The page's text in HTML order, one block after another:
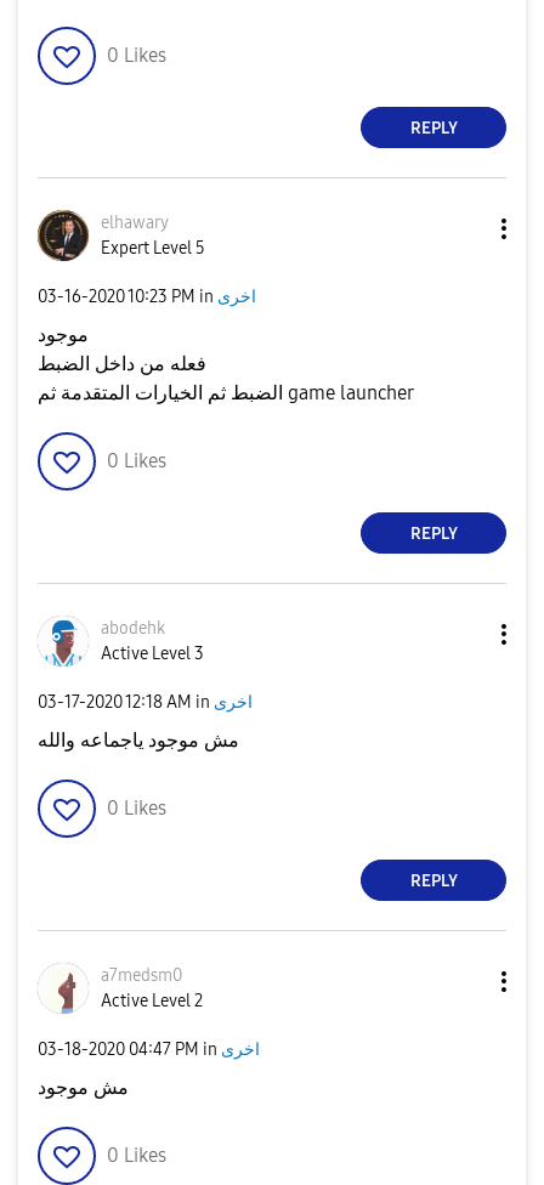
0 Likes
REPLY
elhawary
Expert Level 5
‎03-16-202010:23 PM in اخرى
موجود
فعله من داخل الضبط
الضبط ثم الخيارات المتقدمة ثم game launcher
0 Likes
REPLY
abodehk
Active Level 3
‎03-17-202012:18 AM in اخرى
مش موجود ياجماعه والله
0 Likes
REPLY
a7medsm0
Active Level 2
‎03-18-2020 04:47 PM in اخرى
مش موجود
0 Likes